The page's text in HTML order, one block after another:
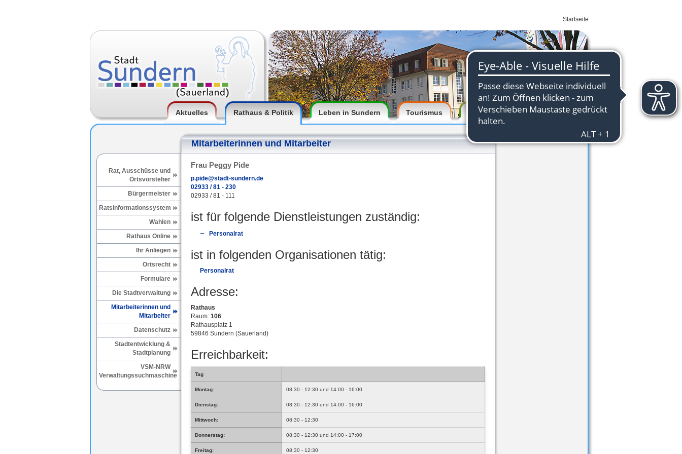
Startseite
Aktuelles Rathaus & Politik Leben in Sundern Tourismus Wirtschaft
Mitarbeiterinnen und Mitarbeiter
Rat, Ausschüsse und
Ortsvorsteher
Bürgermeister
Ratsinformationssystem
Wahlen
Rathaus Online
Ihr Anliegen
Ortsrecht
Formulare
Die Stadtverwaltung
Mitarbeiterinnen und
Mitarbeiter
Datenschutz
Stadtentwicklung &
Stadtplanung
VSM-NRW
Verwaltungssuchmaschine
Frau Peggy Pide
p.pide@stadt-sundern.de
02933 / 81 - 230
02933 / 81 - 111
ist für folgende Dienstleistungen zuständig:
Personalrat
ist in folgenden Organisationen tätig:
Personalrat
Adresse:
Rathaus
Raum: 106
Rathausplatz 1
59846 Sundern (Sauerland)
Erreichbarkeit:
Tag
Montag: 08:30 - 12:30 und 14:00 - 16:00
Dienstag: 08:30 - 12:30 und 14:00 - 16:00
Mittwoch: 08:30 - 12:30
Donnerstag: 08:30 - 12:30 und 14:00 - 17:00
Freitag: 08:30 - 12:30